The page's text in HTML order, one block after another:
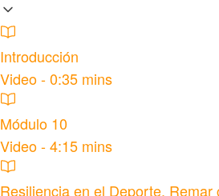
Introducción
Video - 0:35 mins
Módulo 10
Video - 4:15 mins
Resiliencia en el Deporte. Remar